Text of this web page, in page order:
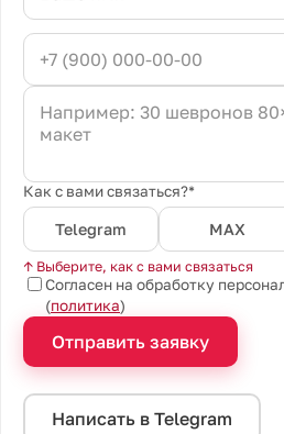
Как с вами связаться?*
Telegram MAX
↑ Выберите, как с вами связаться
Согласен на обработку
(политика)
Отправить заявку
Написать в Telegram